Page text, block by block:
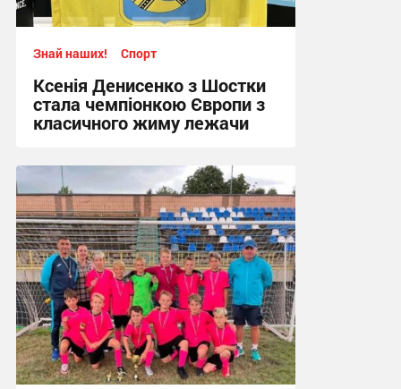
Знай наших! Спорт
Ксенія Денисенко з Шостки
стала чемпіонкою Європи з
класичного жиму лежачи
17:09, 4.08.2026